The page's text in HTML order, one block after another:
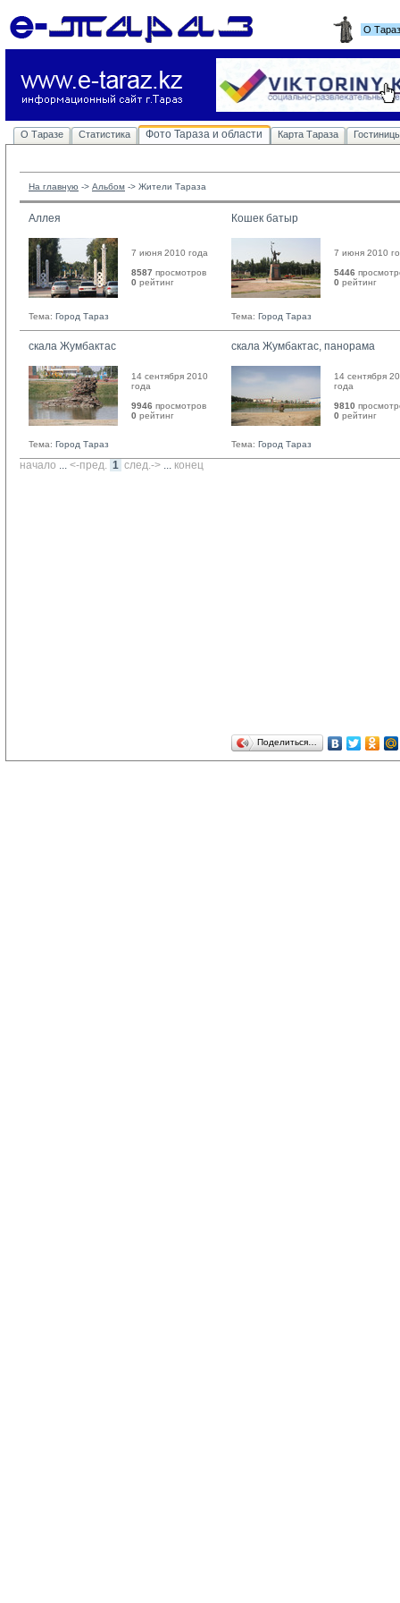
О
О Таразе Статистика Фото Тараза и области Карта Тараза
На главную -> Альбом -> Жители Тараза
Аллея
7 июня 2010 года
8587 просмотров
0 рейтинг
Тема: Город Тараз
Кошек батыр
7 июня 2010
5446
0 рейтинг
Тема: Город Тараз
скала Жумбактас
14 сентября 2010
года
9946 просмотров
0 рейтинг
Тема: Город Тараз
скала Жумбактас, панорама
14 сентября
года
9810
0 рейтинг
Тема: Город Тараз
начало ... <-пред. 1 след.-> ... конец
Поделиться…